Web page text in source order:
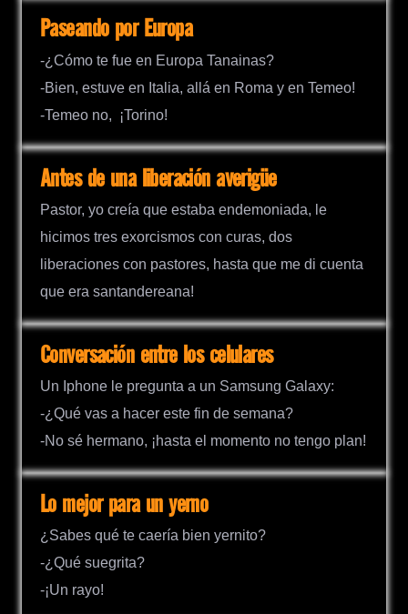
Paseando por Europa
-¿Cómo te fue en Europa Tanainas?
-Bien, estuve en Italia, allá en Roma y en Temeo!
-Temeo no, ¡Torino!
Antes de una liberación averigüe
Pastor, yo creía que estaba endemoniada, le
hicimos tres exorcismos con curas, dos
liberaciones con pastores, hasta que me di cuenta
que era santandereana!
Conversación entre los celulares
Un Iphone le pregunta a un Samsung Galaxy:
-¿Qué vas a hacer este fin de semana?
-No sé hermano, ¡hasta el momento no tengo plan!
Lo mejor para un yerno
¿Sabes qué te caería bien yernito?
-¿Qué suegrita?
-¡Un rayo!